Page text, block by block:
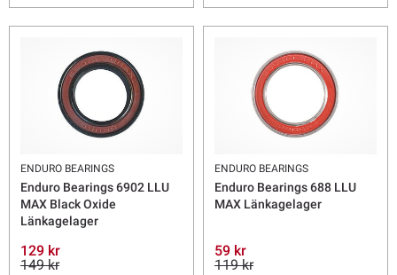
ENDURO BEARINGS
Enduro Bearings 6902 LLU
MAX Black Oxide
Länkagelager
129 kr
149 kr
ENDURO BEARINGS
Enduro Bearings 688 LLU
MAX Länkagelager
59 kr
119 kr